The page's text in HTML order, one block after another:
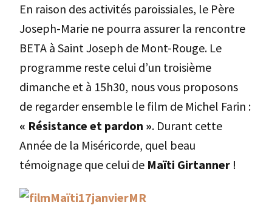
En raison des activités paroissiales, le Père
Joseph-Marie ne pourra assurer la rencontre
BETA à Saint Joseph de Mont-Rouge. Le
programme reste celui d’un troisième
dimanche et à 15h30, nous vous proposons
de regarder ensemble le film de Michel Farin :
« Résistance et pardon ». Durant cette
Année de la Miséricorde, quel beau
témoignage que celui de Maïti Girtanner !